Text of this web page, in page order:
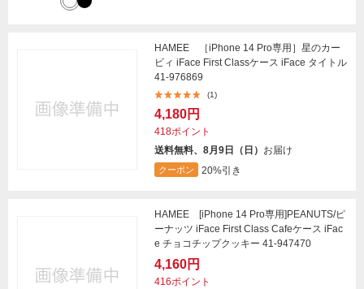
HAMEE ［iPhone 14 Pro専用］星のカー
ビィ iFace First Classケース iFace タイトル
41-976869
(1)
4,180円
418ポイント
送料無料、8月9日（日） お届け
クーポン 20%引き
HAMEE [iPhone 14 Pro専用]PEANUTS/ピ
ーナッツ iFace First Class Cafeケース iFac
e チョコチップクッキー 41-947470
4,160円
416ポイント